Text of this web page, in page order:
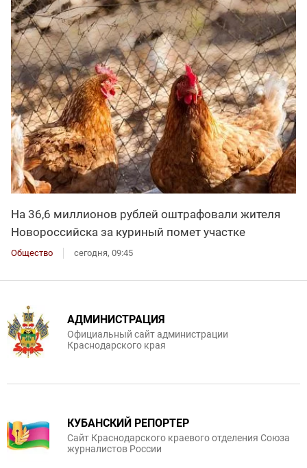
На 36,6 миллионов рублей оштрафовали жителя
Новороссийска за куриный помет участке
Общество сегодня, 09:45
АДМИНИСТРАЦИЯ
Официальный сайт администрации
Краснодарского края
КУБАНСКИЙ РЕПОРТЕР
Сайт Краснодарского краевого отделения Союза
журналистов России